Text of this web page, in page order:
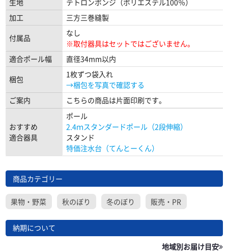
生地
テトロンポンジ（ポリエステル100％）
加工
三方三巻縫製
付属品
なし
※取付器具はセットではございません。
適合ポール幅
直径34mm以内
梱包
1枚ずつ袋入れ
→梱包を写真で確認する
ご案内
こちらの商品は片面印刷です。
おすすめ
適合器具
ポール
2.4ｍスタンダードポール（2段伸縮）
スタンド
特価注水台（てんとーくん）
商品カテゴリー
果物・野菜 秋のぼり 冬のぼり 販売・PR
納期について
地域別お届け目安